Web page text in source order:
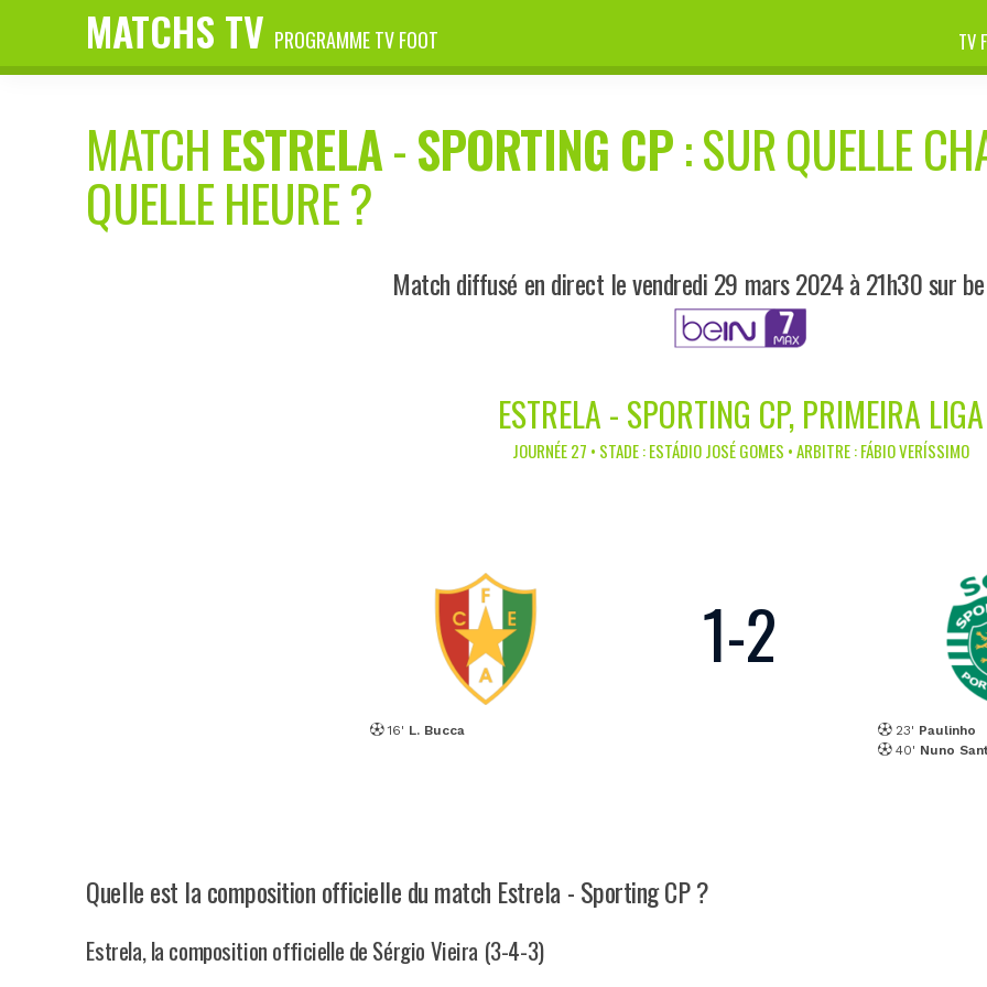
MATCHS TV PROGRAMME TV FOOT TV
MATCH ESTRELA-SPORTING CP: SUR QUELLE
QUELLE HEURE ?
Match diffusé en direct le vendredi 29 mars 2024 à 21h30 sur
ESTRELA - SPORTING CP, PRIMEIRA LIGA
JOURNÉE 27 • STADE : ESTÁDIO JOSÉ GOMES • ARBITRE : FÁBIO VERÍSSIMO
16' L. Bucca
1-2
23' Paulinho
40' Nuno
Quelle est la composition officielle du match Estrela - Sporting CP ?
Estrela, la composition officielle de Sérgio Vieira (3-4-3)